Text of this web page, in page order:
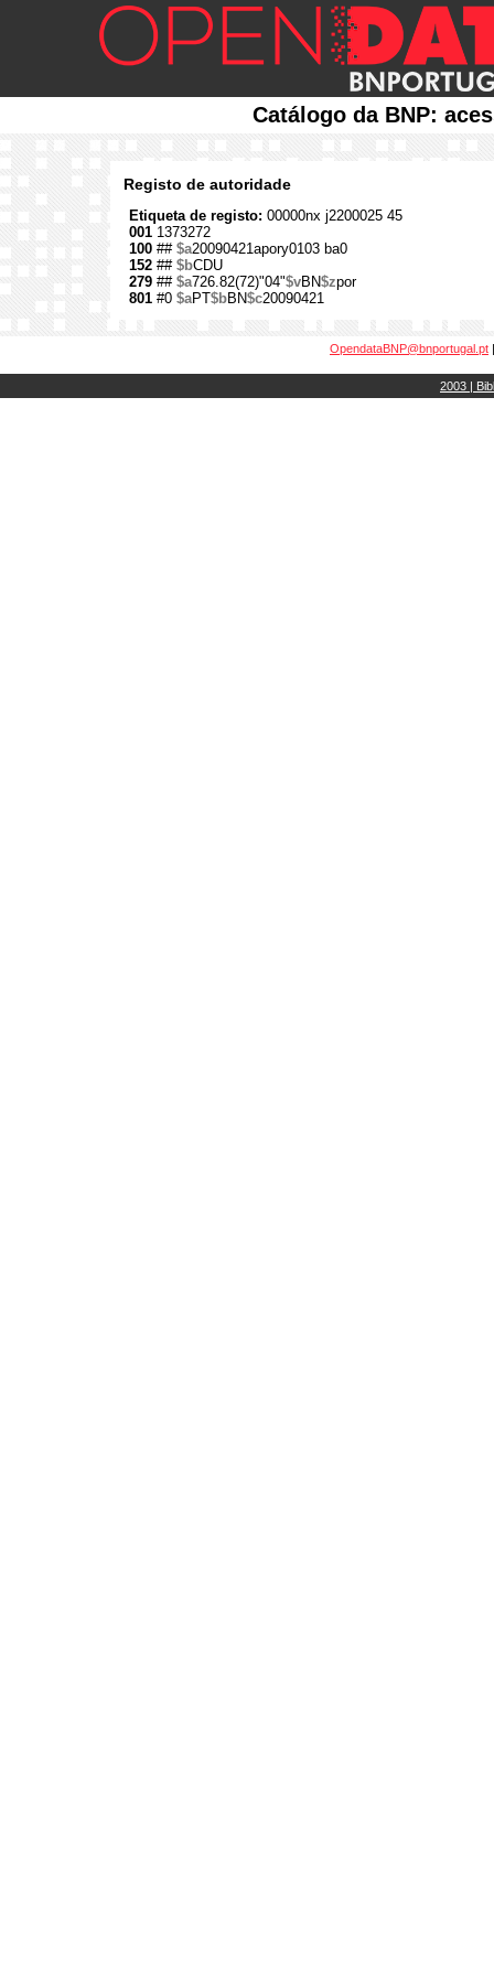
Catálogo da BNP:
Registo de autoridade
Etiqueta de registo: 00000nx j2200025 45
001 1373272
100 ## $a20090421apory0103 ba0
152 ## $bCDU
279 ## $a726.82(72)"04"$vBN$zpor
801 #0 $aPT$bBN$c20090421
OpendataBNP@bnportugal.pt
2003 |